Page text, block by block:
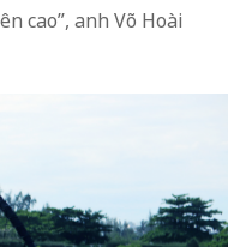
cao”, anh Võ Hoài